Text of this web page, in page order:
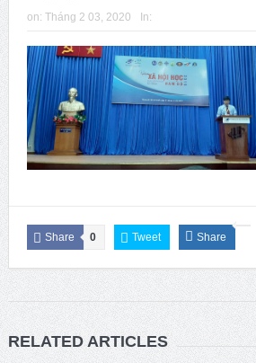
on: Tháng 2 03, 2020 In:
Share 0 Tweet Share
RELATED ARTICLES